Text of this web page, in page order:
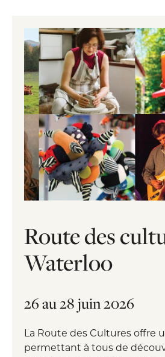
Route des
Waterloo
26 au 28 juin 2026
La Route des Cultures offre
permettant à tous de